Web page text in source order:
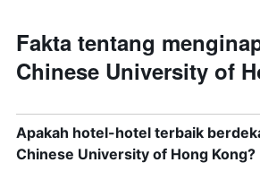
Fakta tentang
Chinese University of
Apakah hotel-hotel terbaik
Chinese University of Hong Kong?